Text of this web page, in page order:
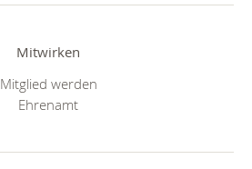
Mitwirken
Mitglied werden
Ehrenamt